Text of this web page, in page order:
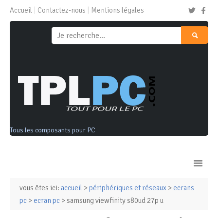
Accueil Contactez-nous Mentions légales
Tous les composants pour PC
Ordinateurs & Tablettes
vous êtes ici: accueil > périphériques et réseaux > ecrans
pc > ecran pc > samsung viewfinity s80ud 27p u